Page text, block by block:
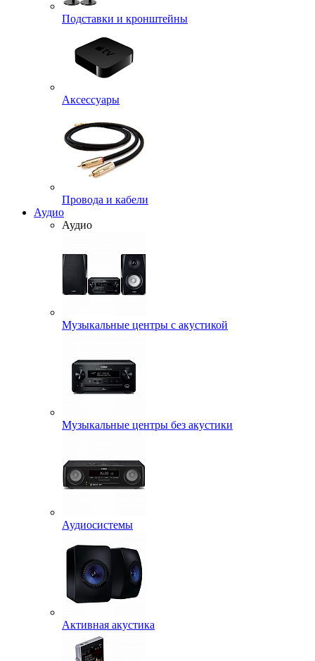
Подставки и кронштейны
Аксессуары
Провода и кабели
Аудио
Аудио
Музыкальные центры с акустикой
Музыкальные центры без акустики
Аудиосистемы
Активная акустика